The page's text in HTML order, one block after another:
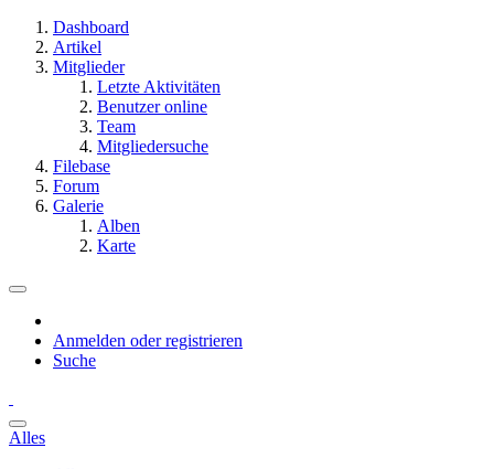
Dashboard
Artikel
Mitglieder
Letzte Aktivitäten
Benutzer online
Team
Mitgliedersuche
Filebase
Forum
Galerie
Alben
Karte
Anmelden oder registrieren
Suche
Alles